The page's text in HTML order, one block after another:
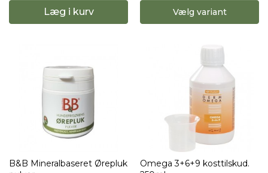
Læg i kurv Vælg variant
B&B Mineralbaseret Ørepluk
Omega 3+6+9 kosttilskud.